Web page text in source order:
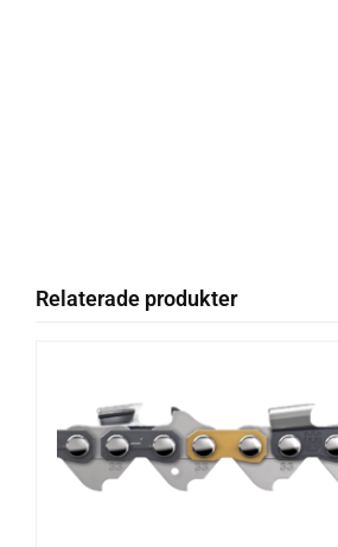
Relaterade produkter